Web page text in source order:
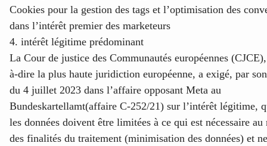
Cookies pour la gestion des tags et l’optimisation des
dans l’intérêt premier des marketeurs
4. intérêt légitime prédominant
La Cour de justice des Communautés européennes
à-dire la plus haute juridiction européenne, a exigé, par
du 4 juillet 2023 dans l’affaire opposant Meta au
Bundeskartellamt(affaire C-252/21) sur l’intérêt légitime,
les données doivent être limitées à ce qui est nécessaire au
des finalités du traitement (minimisation des données) et ne